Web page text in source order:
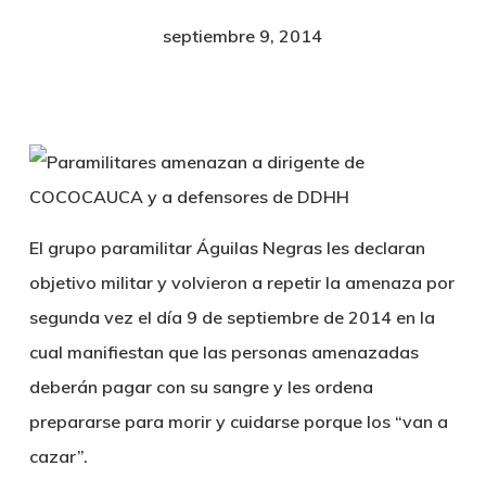
septiembre 9, 2014
El grupo paramilitar Águilas Negras les declaran
objetivo militar y volvieron a repetir la amenaza por
segunda vez el día 9 de septiembre de 2014 en la
cual manifiestan que las personas amenazadas
deberán pagar con su sangre y les ordena
prepararse para morir y cuidarse porque los “van a
cazar”.